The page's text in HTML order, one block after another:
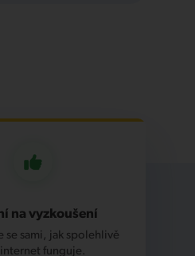
na vyzkoušení
se sami, jak spolehlivě
internet funguje.